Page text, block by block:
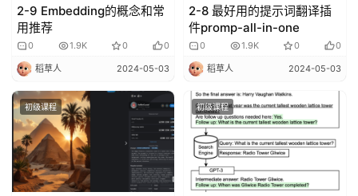
A
I
免
费
程
A
I
V
2-9 Embedding的概念和常
用推荐
0 1.9K 0 0
稻草人 2024-05-03
2-8 最好用的提示词翻译插
件promp-all-in-one
0 1.9K 0 0
稻草人 2024-05-03
初级课程 初级课程